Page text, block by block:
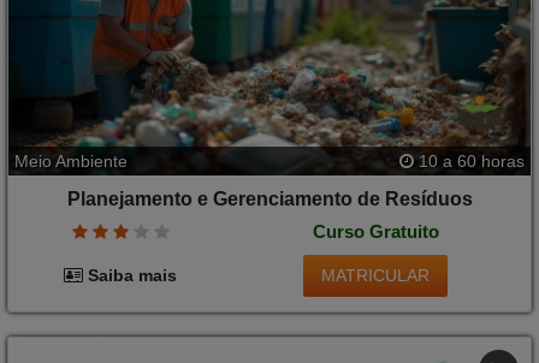
Meio Ambiente 10 a 60 horas
Planejamento e Gerenciamento de Resíduos
Curso Gratuito
Saiba mais MATRICULAR